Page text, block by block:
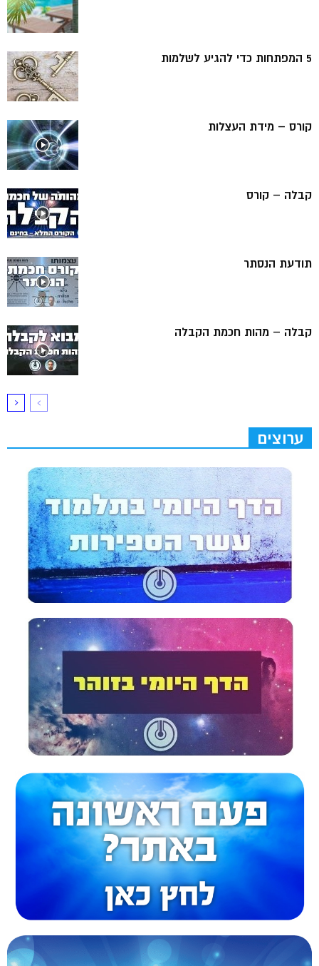
5 המפתחות כדי להגיע לשלמות
קורס – מידת העצלות
קבלה – קורס
תודעת הנסתר
קבלה – מהות חכמת הקבלה
ערוצים